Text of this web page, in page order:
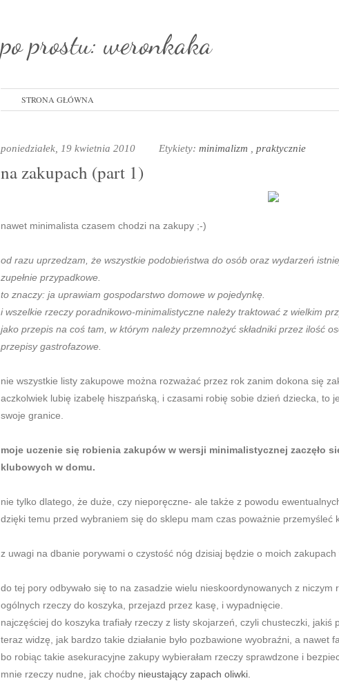
po prostu: weronkaka
STRONA GŁÓWNA
poniedziałek, 19 kwietnia 2010 Etykiety: minimalizm praktycznie
na zakupach (part 1)
nawet minimalista czasem chodzi na zakupy ;-)
od razu uprzedzam, że wszystkie podobieństwa do osób oraz wydarzeń
zupełnie przypadkowe.
to znaczy: ja uprawiam gospodarstwo domowe w pojedynkę.
i wszelkie rzeczy poradnikowo-minimalistyczne należy traktować z wielkim
jako przepis na coś tam, w którym należy przemnożyć składniki przez ilość
przepisy gastrofazowe.
nie wszystkie listy zakupowe można rozważać przez rok zanim dokona się
aczkolwiek lubię izabelę hiszpańską, i czasami robię sobie dzień dziecka, to
swoje granice.
moje uczenie się robienia zakupów w wersji minimalistycznej zaczęło
klubowych w domu.
nie tylko dlatego, że duże, czy nieporęczne- ale także z powodu
dzięki temu przed wybraniem się do sklepu mam czas poważnie przemyśleć
z uwagi na dbanie porywami o czystość nóg dzisiaj będzie o moich zakupach
do tej pory odbywało się to na zasadzie wielu nieskoordynowanych z
ogólnych rzeczy do koszyka, przejazd przez kasę, i wypadnięcie.
najczęściej do koszyka trafiały rzeczy z listy skojarzeń, czyli chusteczki, jakiś
teraz widzę, jak bardzo takie działanie było pozbawione wyobraźni, a nawet
bo robiąc takie asekuracyjne zakupy wybierałam rzeczy sprawdzone i
mnie rzeczy nudne, jak choćby nieustający zapach oliwki.